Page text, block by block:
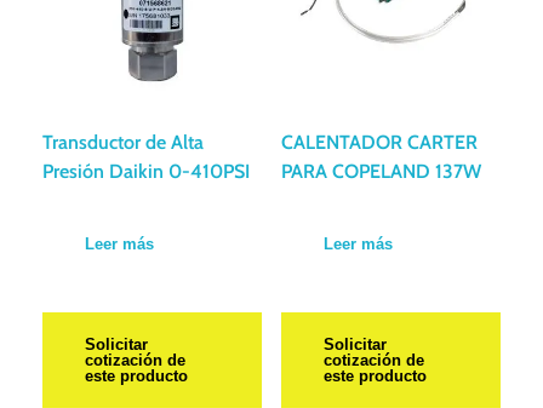
Transductor de Alta
Presión Daikin 0-410PSI
Leer más
Solicitar
cotización de
este producto
CALENTADOR CARTER
PARA COPELAND 137W
Leer más
Solicitar
cotización de
este producto